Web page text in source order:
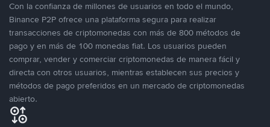
Con la confianza de millones de usuarios en todo el mundo,
Binance P2P ofrece una plataforma segura para realizar
transacciones de criptomonedas con más de 800 métodos de
pago y en más de 100 monedas fiat. Los usuarios pueden
comprar, vender y comerciar criptomonedas de manera fácil y
directa con otros usuarios, mientras establecen sus precios y
métodos de pago preferidos en un mercado de criptomonedas
abierto.